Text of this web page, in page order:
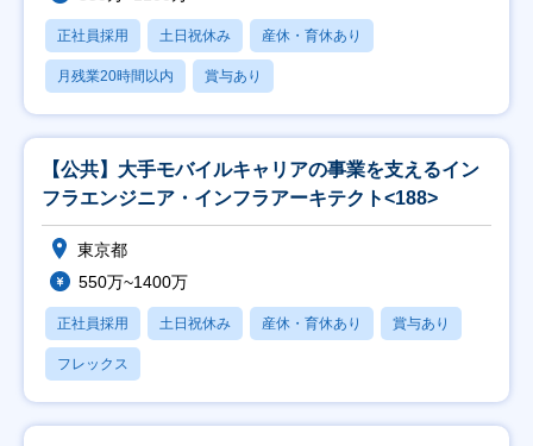
正社員採用 土日祝休み 産休・育休あり
月残業20時間以内 賞与あり
【公共】大手モバイルキャリアの事業を支えるイン
フラエンジニア・インフラアーキテクト<188>
東京都
550万~1400万
正社員採用 土日祝休み 産休・育休あり 賞与あり
フレックス